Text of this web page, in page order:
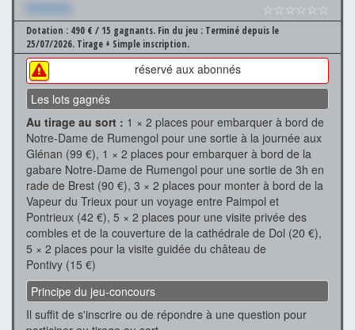
Xxxxxxx ☆☆☆☆☆☆
Dotation : 490 € / 15 gagnants. Fin du jeu : Terminé depuis le
25/07/2026. Tirage + Simple inscription.
réservé aux abonnés
Les lots gagnés
Au tirage au sort : 1 × 2 places pour embarquer à bord de
Notre-Dame de Rumengol pour une sortie à la journée aux
Glénan (99 €), 1 × 2 places pour embarquer à bord de la
gabare Notre-Dame de Rumengol pour une sortie de 3h en
rade de Brest (90 €), 3 × 2 places pour monter à bord de la
Vapeur du Trieux pour un voyage entre Paimpol et
Pontrieux (42 €), 5 × 2 places pour une visite privée des
combles et de la couverture de la cathédrale de Dol (20 €),
5 × 2 places pour la visite guidée du château de
Pontivy (15 €)
Principe du jeu-concours
Il suffit de s'inscrire ou de répondre à une question pour